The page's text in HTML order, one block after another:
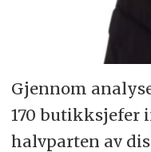
Gjennom
170 butikksjefer
halvparten av